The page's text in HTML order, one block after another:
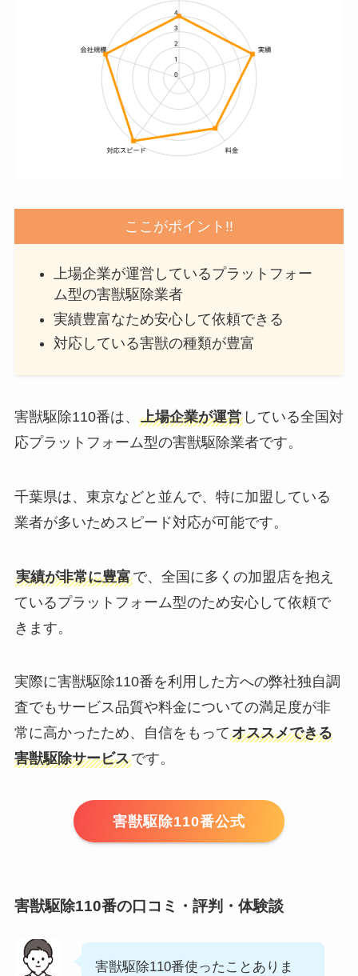
ここがポイント!!
上場企業が運営しているプラットフォー
ム型の害獣駆除業者
実績豊富なため安心して依頼できる
対応している害獣の種類が豊富
害獣駆除110番は、 上場企業が運営している全国対
応プラットフォーム型の害獣駆除業者です。
千葉県は、東京などと並んで、特に加盟している
業者が多いためスピード対応が可能です。
実績が非常に豊富で、全国に多くの加盟店を抱え
ているプラットフォーム型のため安心して依頼で
きます。
実際に害獣駆除110番を利用した方への弊社独自調
査でもサービス品質や料金についての満足度が非
常に高かったため、自信をもってオススメできる
害獣駆除サービスです。
害獣駆除110番公式
害獣駆除110番の口コミ・評判・体験談
害獣駆除110番使ったことありま